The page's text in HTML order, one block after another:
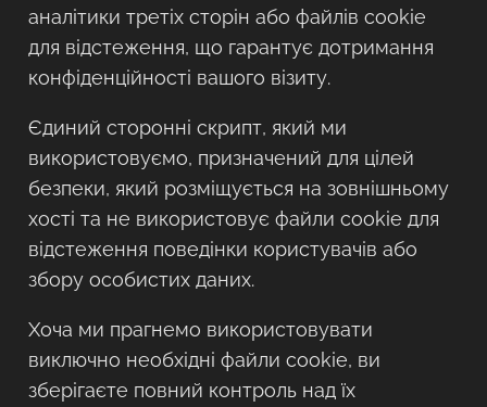
аналітики третіх сторін або файлів cookie
для відстеження, що гарантує дотримання
конфіденційності вашого візиту.
Єдиний сторонні скрипт, який ми
використовуємо, призначений для цілей
безпеки, який розміщується на зовнішньому
хості та не використовує файли cookie для
відстеження поведінки користувачів або
збору особистих даних.
Хоча ми прагнемо використовувати
виключно необхідні файли cookie, ви
зберігаєте повний контроль над їх